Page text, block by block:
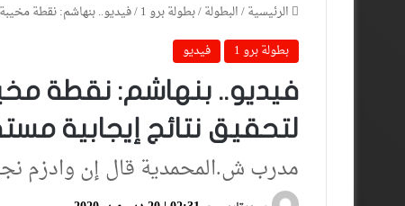
الرئيسية/البطولة/بطولة برو 1 /فيديو.. بنهاشم: نقطة مخيبة
بطولة برو 1
فيديو
فيديو.. بنهاشم: نقطة
لتحقيق نتائج إيجابية
مدرب ش.المحمدية قال إن وادزم